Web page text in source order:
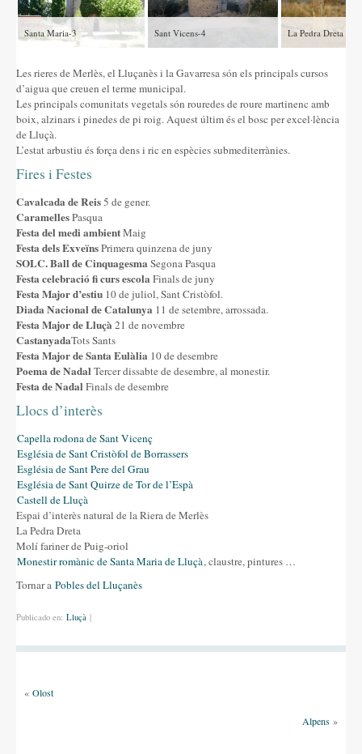
Santa Maria-3 Sant Vicens-4 La Pedra Dreta
Les rieres de Merlès, el Lluçanès i la Gavarresa són els principals cursos
d’aigua que creuen el terme municipal.
Les principals comunitats vegetals són rouredes de roure martinenc amb
boix, alzinars i pinedes de pi roig. Aquest últim és el bosc per excel·lència
de Lluçà.
L’estat arbustiu és força dens i ric en espècies submediterrànies.
Fires i Festes
Cavalcada de Reis5 de gener.
CaramellesPasqua
Festa del medi ambientMaig
Festa dels ExveïnsPrimera quinzena de juny
SOLC. Ball de Cinquagesma Segona Pasqua
Festa celebració fi curs escola Finals de juny
Festa Major d’estiu 10 de juliol, Sant Cristòfol.
Diada Nacional de Catalunya 11 de setembre, arrossada.
Festa Major de Lluçà 21 de novembre
CastanyadaTots Sants
Festa Major de Santa Eulàlia 10 de desembre
Poema de NadalTercer dissabte de desembre, al monestir.
Festa de NadalFinals de desembre
Llocs d’interès
Capella rodona de Sant Vicenç
Església de Sant Cristòfol de Borrassers
Església de Sant Pere del Grau
Església de Sant Quirze de Tor de l’Espà
Castell de Lluçà
Espai d’interès natural de la Riera de Merlès
La Pedra Dreta
Molí fariner de Puig-oriol
Monestir romànic de Santa Maria de Lluçà, claustre, pintures …
Tornar a Pobles del Lluçanès
Publicado en: Lluçà |
« Olost
Alpens »